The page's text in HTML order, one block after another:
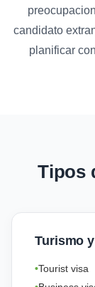
candidato
planificar
Tipos
Turismo
Tourist visa